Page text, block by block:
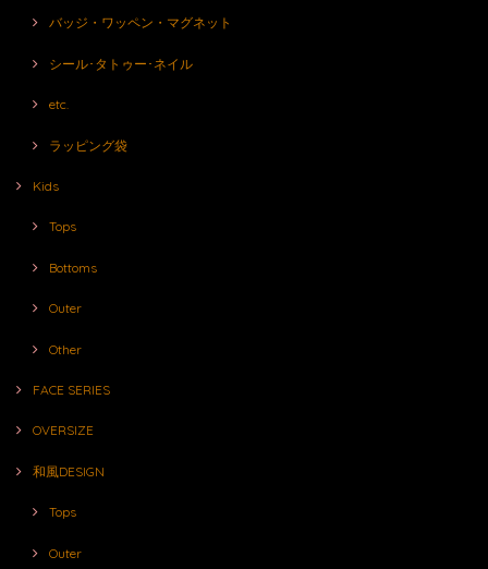
バッジ・ワッペン・マグネット
シール･タトゥー･ネイル
etc.
ラッピング袋
Kids
Tops
Bottoms
Outer
Other
FACE SERIES
OVERSIZE
和風DESIGN
Tops
Outer